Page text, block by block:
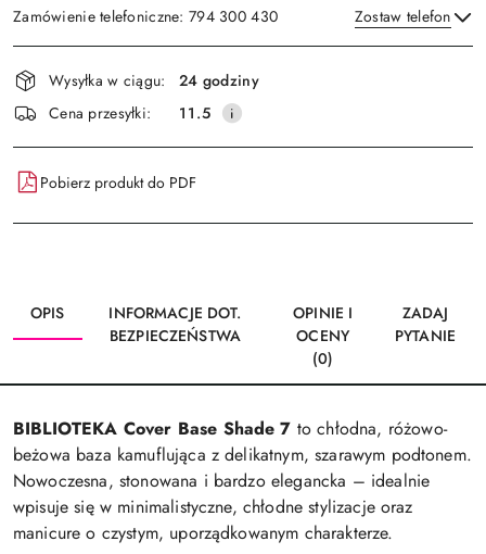
Zamówienie telefoniczne: 794 300 430 Zostaw telefon
Wyślij
Dostępność
i
dostawa
Wysyłka w ciągu:
24 godziny
Cena przesyłki:
11.5
Pobierz produkt do PDF
OPIS
INFORMACJE DOT.
BEZPIECZEŃSTWA
OPINIE I
OCENY
(0)
ZADAJ
PYTANIE
BIBLIOTEKA Cover Base Shade 7 to chłodna, różowo-
beżowa baza kamuflująca z delikatnym, szarawym podtonem.
Nowoczesna, stonowana i bardzo elegancka – idealnie
wpisuje się w minimalistyczne, chłodne stylizacje oraz
manicure o czystym, uporządkowanym charakterze.